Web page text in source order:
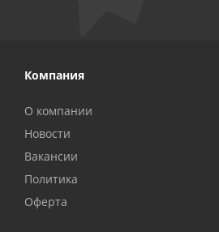
Компания
О компании
Новости
Вакансии
Политика
Оферта